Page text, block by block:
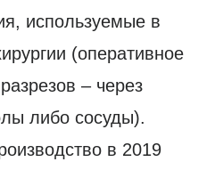
используемые в
(оперативное
– через
либо сосуды).
в 2019